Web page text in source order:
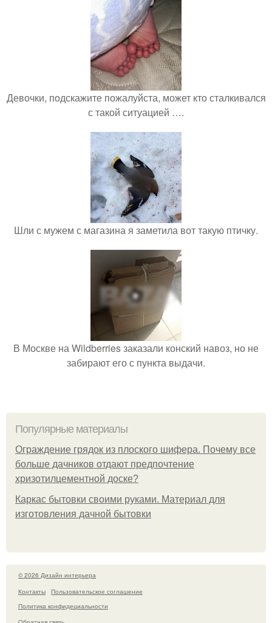
Девочки, подскажите пожалуйста, может кто сталкивался
с такой ситуацией ….
Шли с мужем с магазина я заметила вот такую птичку.
В Москве на Wildberries заказали конский навоз, но не
забирают его с пункта выдачи.
Популярные материалы
Ограждение грядок из плоского шифера. Почему все
больше дачников отдают предпочтение
хризотилцементной доске?
Каркас бытовки своими руками. Материал для
изготовления дачной бытовки
© 2026 Дизайн интерьера
Контакты
Пользовательское соглашение
Политика конфидециальности